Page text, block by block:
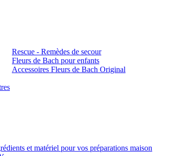
Rescue - Remèdes de secour
Fleurs de Bach pour enfants
Accessoires Fleurs de Bach Original
et matériel pour vos préparations maison